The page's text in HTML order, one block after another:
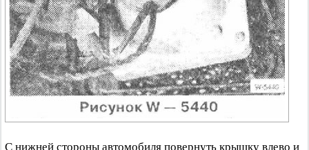
С нижней стороны автомобиля повернуть крышку влево и